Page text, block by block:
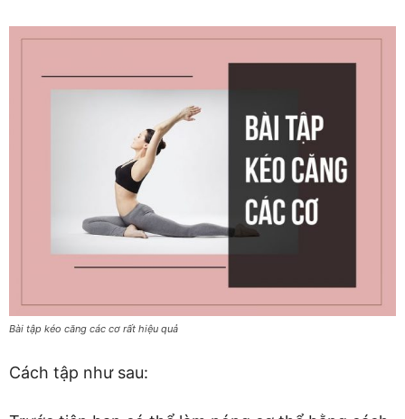
Bài tập kéo căng các cơ rất hiệu quả
Cách tập như sau: